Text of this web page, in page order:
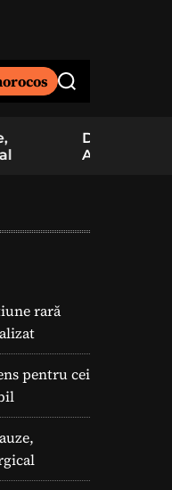
S
un elev
rară
pentru cei